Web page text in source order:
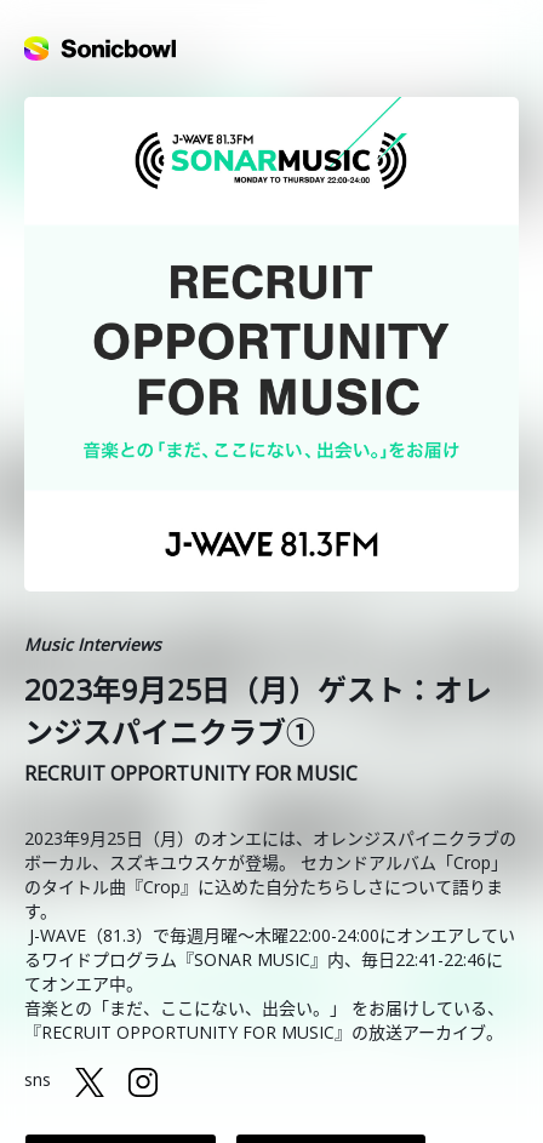
Music Interviews
2023年9月25日（月）ゲスト：オレ
ンジスパイニクラブ①
RECRUIT OPPORTUNITY FOR MUSIC
2023年9月25日（月）のオンエには、オレンジスパイニクラブの
ボーカル、スズキユウスケが登場。 セカンドアルバム「Crop」
のタイトル曲『Crop』に込めた自分たちらしさについて語りま
す。
J-WAVE（81.3）で毎週月曜～木曜22:00-24:00にオンエアしてい
るワイドプログラム『SONAR MUSIC』内、毎日22:41-22:46に
てオンエア中。
音楽との「まだ、ここにない、出会い。」 をお届けしている、
『RECRUIT OPPORTUNITY FOR MUSIC』の放送アーカイブ。
sns